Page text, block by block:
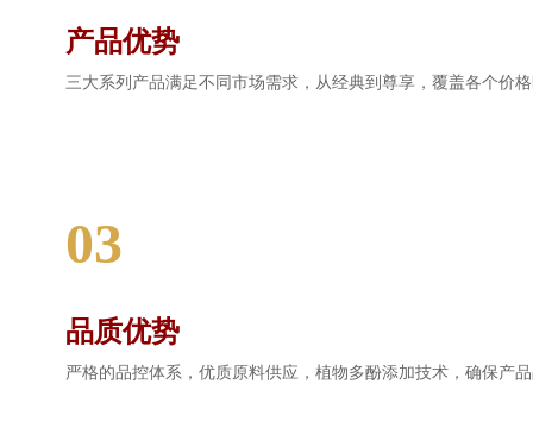
产品优势
三大系列产品满足不同市场需求，从经典到尊享，覆盖各个价
03
品质优势
严格的品控体系，优质原料供应，植物多酚添加技术，确保产